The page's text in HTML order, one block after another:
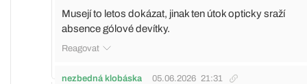
Musejí to letos dokázat, jinak ten útok opticky sraží
absence gólové devítky.
Reagovat
nezbedná klobáska 05.06.2026 21:31